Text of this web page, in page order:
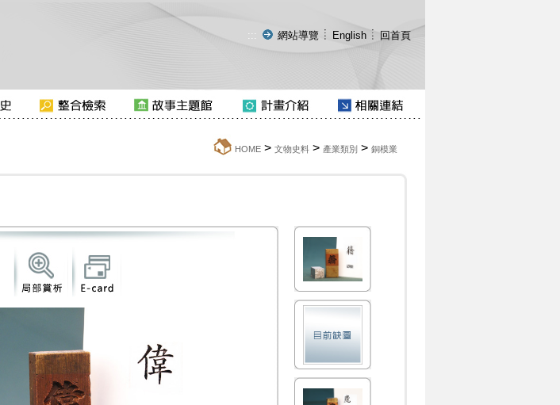
::: 網站導覽 English 回首頁
HOME> 文物史料> 產業類別 > 銅模業